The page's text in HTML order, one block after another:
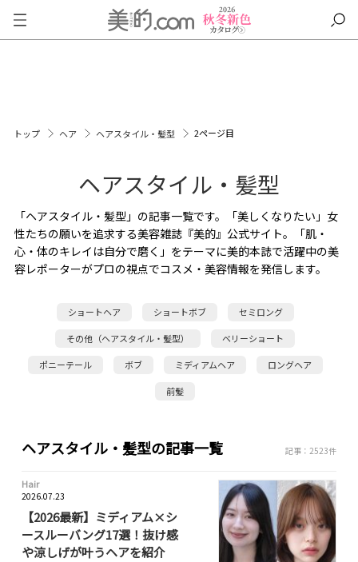
トップ ヘア ヘアスタイル・髪型 2ページ目
ヘアスタイル・髪型
「ヘアスタイル・髪型」の記事一覧です。「美しくなりたい」女
性たちの願いを追求する美容雑誌『美的』公式サイト。「肌・
心・体のキレイは自分で磨く」をテーマに美的本誌で活躍中の美
容レポーターがプロの視点でコスメ・美容情報を発信します。
ショートヘア ショートボブ セミロング
その他（ヘアスタイル・髪型） ベリーショート
ポニーテール ボブ ミディアムヘア ロングヘア
前髪
ヘアスタイル・髪型の記事一覧 記事：2523件
Hair
2026.07.23
【2026最新】ミディアム×シ
ースルーバング17選！抜け感
や涼しげが叶うヘアを紹介